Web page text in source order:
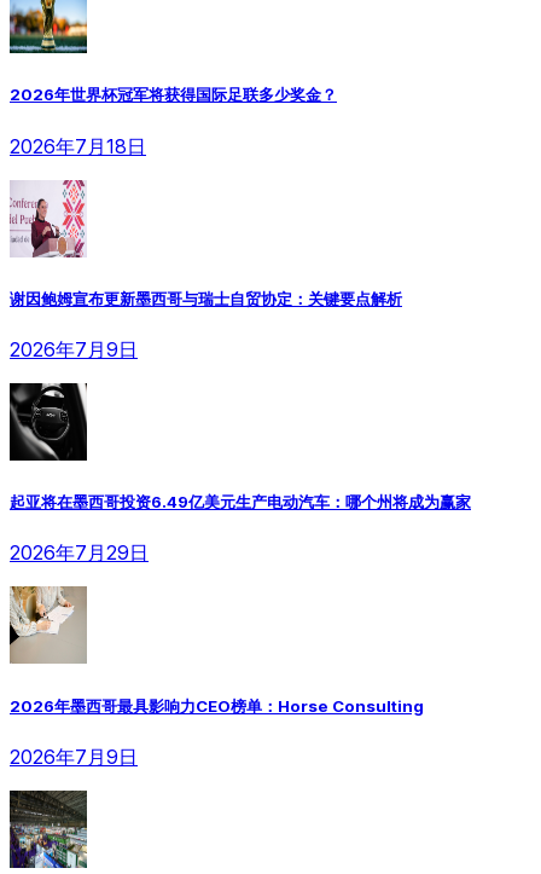
2026年世界杯冠军将获得国际足联多少奖金？
2026年7月18日
谢因鲍姆宣布更新墨西哥与瑞士自贸协定：关键要点解析
2026年7月9日
起亚将在墨西哥投资6.49亿美元生产电动汽车：哪个州将成为赢家
2026年7月29日
2026年墨西哥最具影响力CEO榜单：Horse Consulting
2026年7月9日